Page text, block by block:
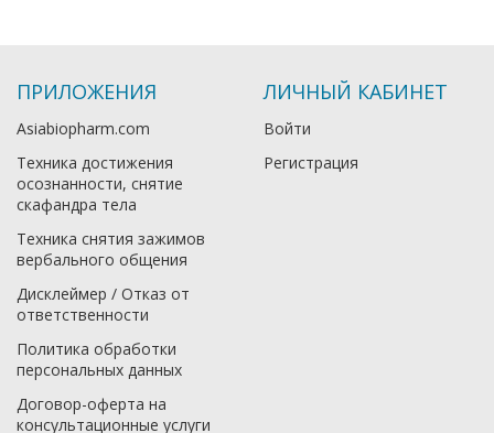
ПРИЛОЖЕНИЯ
Asiabiopharm.com
Техника достижения
осознанности, снятие
скафандра тела
Техника снятия зажимов
вербального общения
Дисклеймер / Отказ от
ответственности
Политика обработки
персональных данных
Договор-оферта на
консультационные услуги
ЛИЧНЫЙ КАБИНЕТ
Войти
Регистрация